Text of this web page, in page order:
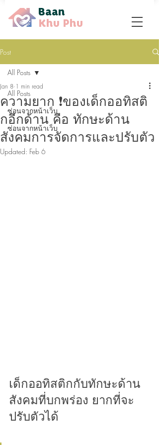
Baan
Khu Phu
Post
All Posts
ซ่อนจากหน้าเว็บ
ซ่อนจากหน้าเว็บ
All Posts
ความยาก ❗ของเด็กออทิสติ
กอีกด้าน คือ ทักษะด้าน
สังคมการจัดการและปรับตัว
Jan 8 1 min read
Updated: Feb 6
เด็กออทิสติกกับทักษะด้าน
สังคมที่บกพร่อง ยากที่จะ
ปรับตัวได้